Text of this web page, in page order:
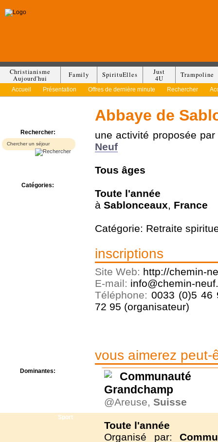
Christianisme
Aujourd'hui
Family SpirituElles
Just
4U
Trampoline
Accueil Présentation Offres de dernière minute Rechercher
Rechercher:
Catégories:
Dominantes:
Sport
Abbaye de
une activité proposée
Neuf
Tous âges
Toute l'année
à Sablonceaux, France
Catégorie: Retraite
inscriptions
Site Web: http://chemin-
E-mail: info@chemin-
Téléphone: 0033 (0)5 46
72 95 (organisateur)
vous aimerez peut-
Grandchamp
@Areuse, Suisse
Toute l'année
Organisé par: